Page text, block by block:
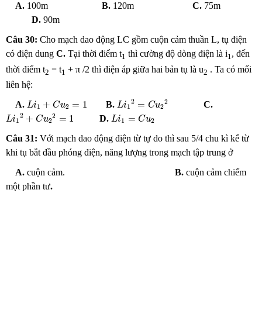
A. 100m B. 120m C. 75m
D. 90m
Câu 30: Cho mạch dao động LC gồm cuộn cảm thuần L, tụ điện
có điện dung C. Tại thời điểm t1 thì cường độ dòng điện là i1, đến
thời điểm t2 = t1 + π /2 thì điện áp giữa hai bản tụ là u2 . Ta có mối
liên hệ:
A. Li1 + Cu2 = 1
L 1 C u2 B. Li1
2 = Cu2
2
L 1 2= u22 C.
Li1
2 + Cu2
2 = 1
L 1 2 u2 =1 D. Li1 = Cu2
L i1 u2
Câu 31: Với mạch dao động điện từ tự do thì sau 5/4 chu kì kể từ
khi tụ bắt đầu phóng điện, năng lượng trong mạch tập trung ở
A. cuộn cảm. B. cuộn cảm chiếm
một phần tư.